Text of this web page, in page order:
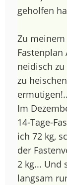
geholfen
Zu
neidisch
zu
Im
14-Tage-
ich 72 kg,
der
2 kg... Und
langsam